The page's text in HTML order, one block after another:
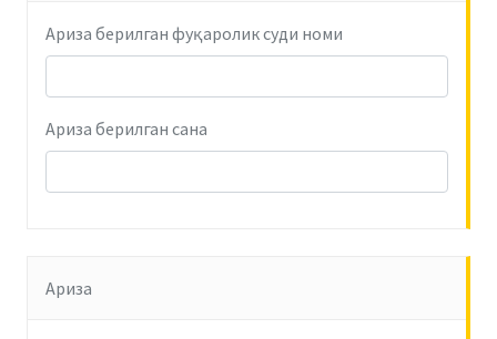
Ариза берилган фуқаролик суди номи
Ариза берилган сана
Ариза